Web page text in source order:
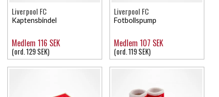
Liverpool FC
Kaptensbindel
Medlem 116 SEK
(ord. 129 SEK)
Liverpool FC
Fotbollspump
Medlem 107 SEK
(ord. 119 SEK)